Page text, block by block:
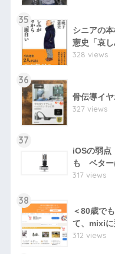
35
シニアの
憲史「哀
328 views
36
骨伝導イヤ
327 views
37
iOSの弱
も ベター
317 views
38
＜80歳で
て、mixiに
312 views